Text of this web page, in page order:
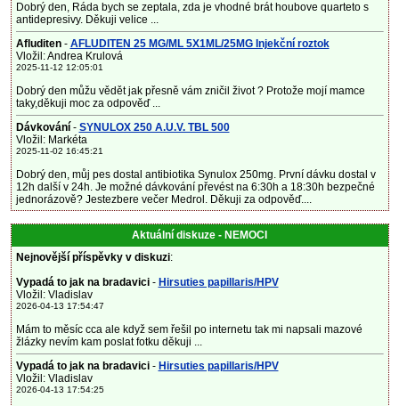
Dobrý den, Ráda bych se zeptala, zda je vhodné brát houbove quarteto s
antidepresivy. Děkuji velice ...
Afluditen- AFLUDITEN 25 MG/ML 5X1ML/25MG Injekční roztok
Vložil: Andrea Krulová
2025-11-12 12:05:01
Dobrý den můžu vědět jak přesně vám zničil život ? Protože mojí mamce
taky,děkuji moc za odpověď ...
Dávkování - SYNULOX 250 A.U.V. TBL 500
Vložil: Markéta
2025-11-02 16:45:21
Dobrý den, můj pes dostal antibiotika Synulox 250mg. První dávku dostal v
12h další v 24h. Je možné dávkování převést na 6:30h a 18:30h bezpečné
jednorázově? Jestezbere večer Medrol. Děkuji za odpověď....
Aktuální diskuze - NEMOCI
Nejnovější příspěvky v diskuzi:
Vypadá to jak na bradavici - Hirsuties papillaris/HPV
Vložil: Vladislav
2026-04-13 17:54:47
Mám to měsíc cca ale když sem řešil po internetu tak mi napsali mazové
žlázky nevím kam poslat fotku děkuji ...
Vypadá to jak na bradavici - Hirsuties papillaris/HPV
Vložil: Vladislav
2026-04-13 17:54:25